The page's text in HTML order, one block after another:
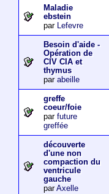
Maladie
ebstein
par Lefevre
Besoin d'aide -
Opération de
CIV CIA et
thymus
par abeille
greffe
coeur/foie
par future
greffée
découverte
d'une non
compaction du
ventricule
gauche
parAxelle